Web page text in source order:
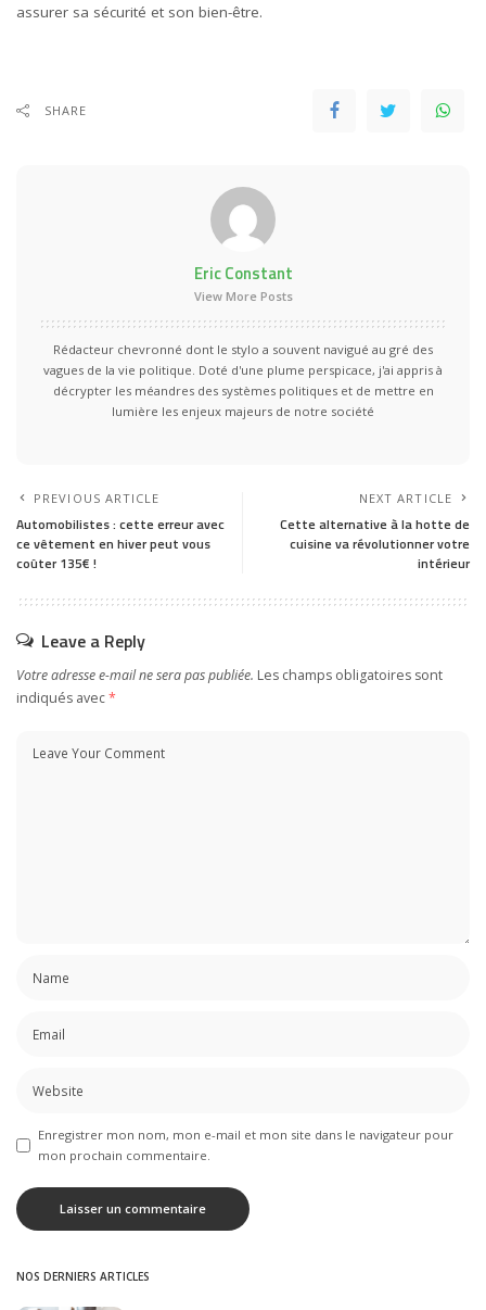
assurer sa sécurité et son bien-être.
SHARE
Eric Constant
View More Posts
Rédacteur chevronné dont le stylo a souvent navigué au gré des
vagues de la vie politique. Doté d'une plume perspicace, j'ai appris à
décrypter les méandres des systèmes politiques et de mettre en
lumière les enjeux majeurs de notre société
PREVIOUS ARTICLE
Automobilistes : cette erreur avec
ce vêtement en hiver peut vous
coûter 135€ !
NEXT ARTICLE
Cette alternative à la hotte de
cuisine va révolutionner votre
intérieur
Leave a Reply
Votre adresse e-mail ne sera pas publiée. Les champs obligatoires sont
indiqués avec*
Enregistrer mon nom, mon e-mail et mon site dans le navigateur pour
mon prochain commentaire.
NOS DERNIERS ARTICLES